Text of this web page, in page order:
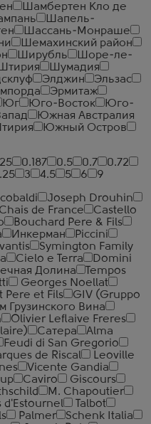
Шамбертен Кло де
Шапель-
Шассань-Монраше
Шемахинский район
Ширубль
Шоре-ле-
Штирия
Шумадия
Элджин
Эльзас
Эрмитаж
Юг Юго-Восток
Юго-
Южная Австралия
Южный Остров
0.187 0.5 0.7
0.72
3 4.5 5 6
9
Joseph Drouhin
de France
Castello
Bouchard Pere & Fils
Инкерман
Piccini
Symington Family
Cielo e Terra
Domini
Долина
Tempos
Georges Noellat
Pere et Fils
GIV (Gruppo
Грузинского Вина
Olivier Leflaive Freres
Сатера
Alma
Feudi di San Gregorio
de Riscal
Leoville
Vicente Gandia
Caviro
Giscours
M. Chapoutier
d'Estournel
Talbot
Palmer
Schenk Italia